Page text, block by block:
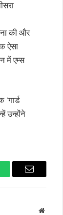
की और
ऐसा
में एम्स
उन्होंने
Email
Website